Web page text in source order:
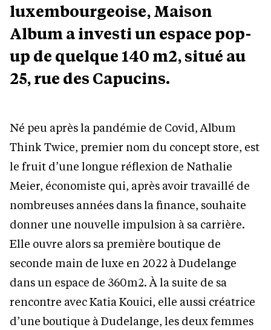
luxembourgeoise, Maison
Album a investi un espace pop-
up de quelque 140 m2, situé au
25, rue des Capucins.
Né peu après la pandémie de Covid, Album
Think Twice, premier nom du concept store, est
le fruit d’une longue réflexion de Nathalie
Meier, économiste qui, après avoir travaillé de
nombreuses années dans la finance, souhaite
donner une nouvelle impulsion à sa carrière.
Elle ouvre alors sa première boutique de
seconde main de luxe en 2022 à Dudelange
dans un espace de 360m2. À la suite de sa
rencontre avec Katia Kouici, elle aussi créatrice
d’une boutique à Dudelange, les deux femmes